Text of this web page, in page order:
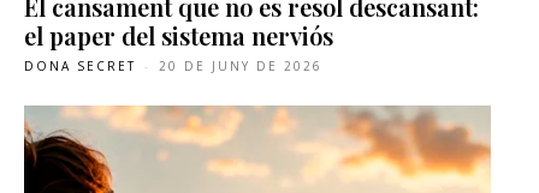
El cansament que no es resol descansant:
el paper del sistema nerviós
DONA SECRET - 20 DE JUNY DE 2026